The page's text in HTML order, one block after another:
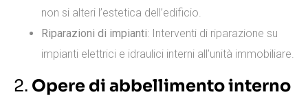
non si alteri l’estetica dell’edificio.
Riparazioni di impianti: Interventi di riparazione su
impianti elettrici e idraulici interni all’unità immobiliare.
2. Opere di abbellimento interno